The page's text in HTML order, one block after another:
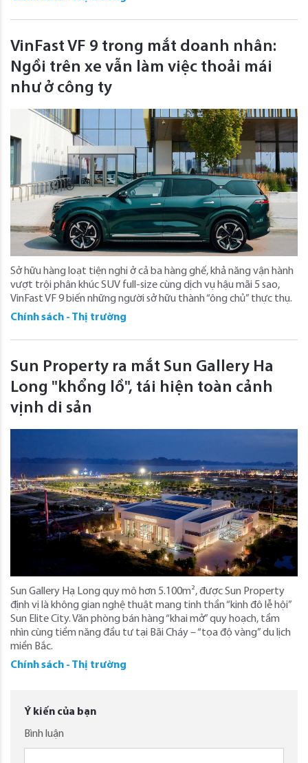
VinFast VF 9 trong mắt doanh nhân:
Ngồi trên xe vẫn làm việc thoải mái
như ở công ty
Sở hữu hàng loạt tiện nghi ở cả ba hàng ghế, khả năng vận hành
vượt trội phân khúc SUV full-size cùng dịch vụ hậu mãi 5 sao,
VinFast VF 9 biến những người sở hữu thành “ông chủ” thực thụ.
Chính sách - Thị trường
Sun Property ra mắt Sun Gallery Ha
Long "khổng lồ", tái hiện toàn cảnh
vịnh di sản
Sun Gallery Hạ Long quy mô hơn 5.100m², được Sun Property
định vị là không gian nghệ thuật mang tinh thần “kinh đô lễ hội”
Sun Elite City. Văn phòng bán hàng “khai mở” quy hoạch, tầm
nhìn cùng tiềm năng đầu tư tại Bãi Cháy – “tọa độ vàng” du lịch
miền Bắc.
Chính sách - Thị trường
Ý kiến của bạn
Bình luận